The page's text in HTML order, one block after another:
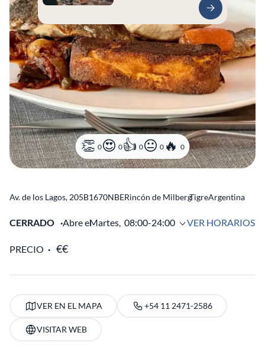
0 0 0 0 0
Av. de los Lagos, 205B1670NBERincón de MilbergTigreArgentina
CERRADO Abre elMartes, 08:00-24:00 VER HORARIOS
PRECIO
VER EN EL MAPA +54 11 2471-2586
VISITAR WEB